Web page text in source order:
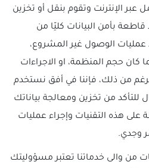
الإنترنت وتقوم بنقل أو تخزين
قاطعة بأمن البيانات كليّا من
الوصول غير المشروع،
كان حجم المنظمة، او الاجراءات
الرغم من ذلك، فإننا في أفق نستخدم
للتأكد من تخزين ومعالجة بياناتك
هذه التقنيات وإجراء عمليات
وجدي.
من والى خدماتنا تعتبر مسؤوليتك